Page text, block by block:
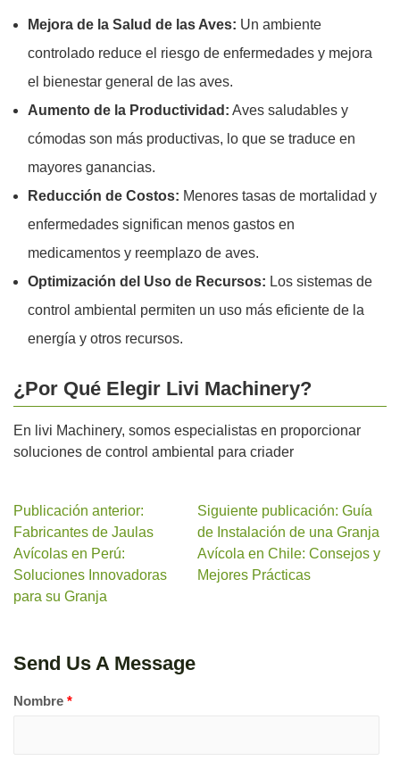
Mejora de la Salud de las Aves: Un ambiente
controlado reduce el riesgo de enfermedades y mejora
el bienestar general de las aves.
Aumento de la Productividad: Aves saludables y
cómodas son más productivas, lo que se traduce en
mayores ganancias.
Reducción de Costos: Menores tasas de mortalidad y
enfermedades significan menos gastos en
medicamentos y reemplazo de aves.
Optimización del Uso de Recursos: Los sistemas de
control ambiental permiten un uso más eficiente de la
energía y otros recursos.
¿Por Qué Elegir Livi Machinery?
En livi Machinery, somos especialistas en proporcionar
soluciones de control ambiental para criader
Publicación anterior:
Fabricantes de Jaulas
Avícolas en Perú:
Soluciones Innovadoras
para su Granja
Siguiente publicación: Guía
de Instalación de una Granja
Avícola en Chile: Consejos y
Mejores Prácticas
Send Us A Message
Nombre *